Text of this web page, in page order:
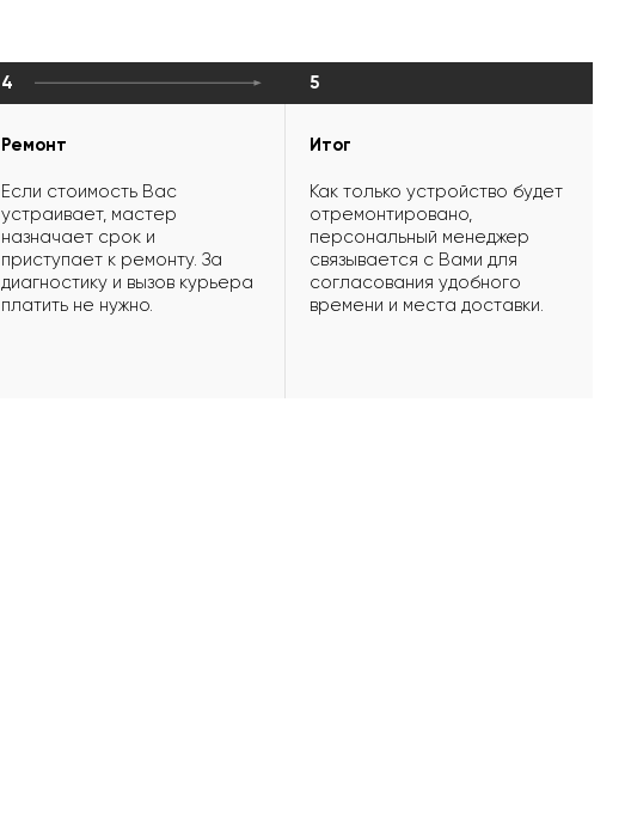
4
Ремонт
Если стоимость Вас
устраивает, мастер
назначает срок и
приступает к ремонту. За
диагностику и вызов курьера
платить не нужно.
5
Итог
Как только устройство будет
отремонтировано,
персональный менеджер
связывается с Вами для
согласования удобного
времени и места доставки.